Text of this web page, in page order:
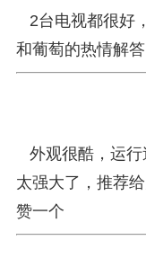
2台电视都很好
和葡萄的热情解
外观很酷，运行
太强大了，推荐
赞一个